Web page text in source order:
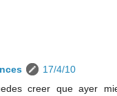
17/4/10
creer que ayer